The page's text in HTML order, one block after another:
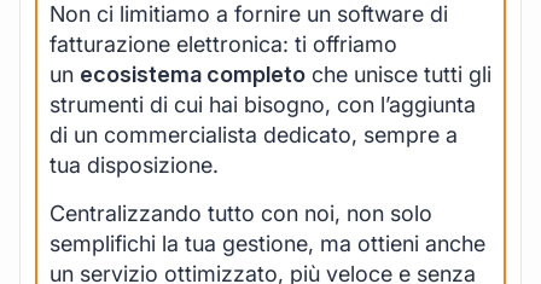
Non ci limitiamo a fornire un software di
fatturazione elettronica: ti offriamo
un ecosistema completo che unisce tutti gli
strumenti di cui hai bisogno, con l’aggiunta
di un commercialista dedicato, sempre a
tua disposizione.
Centralizzando tutto con noi, non solo
semplifichi la tua gestione, ma ottieni anche
un servizio ottimizzato, più veloce e senza